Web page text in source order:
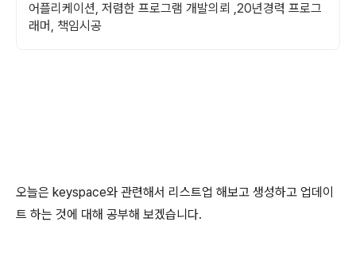
어플리케이션, 저렴한 프로그램 개발의뢰 ,20년경력 프로그
래머, 책임시공
오늘은 keyspace와 관련해서 리스트업 해보고 생성하고 업데이
트 하는 것에 대해 공부해 보겠습니다.